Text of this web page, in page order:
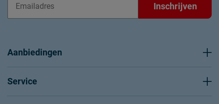
Inschrijven
Aanbiedingen
Service